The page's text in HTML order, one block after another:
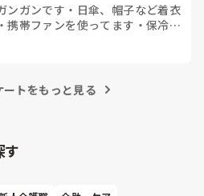
ンガンです ・ 日傘、帽子など着衣
・携帯ファンを使ってます ・ 保冷剤
ントで教えて下さい）
ートをもっと見る
す